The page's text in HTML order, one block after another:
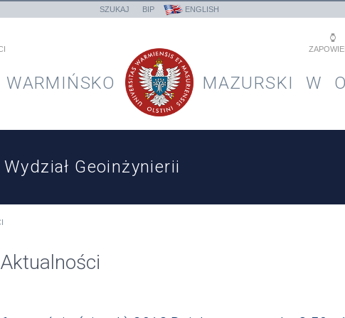
SZUKAJ BIP ENGLISH
WARMIŃSKO MAZURSKI W
Wydział Geoinżynierii
Aktualności